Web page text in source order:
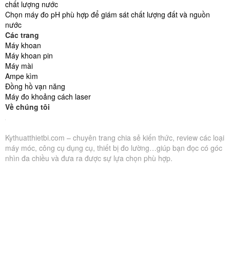
chất lượng nước
Chọn máy đo pH phù hợp để giám sát chất lượng đất và nguồn
nước
Các trang
Máy khoan
Máy khoan pin
Máy mài
Ampe kìm
Đồng hồ vạn năng
Máy đo khoảng cách laser
Về chúng tôi
Kythuatthietbi.com – chuyên trang chia sẻ kiến thức, review các loại
máy móc, công cụ dụng cụ, thiết bị đo lường…giúp bạn đọc có góc
nhìn đa chiều và đưa ra được sự lựa chọn phù hợp.